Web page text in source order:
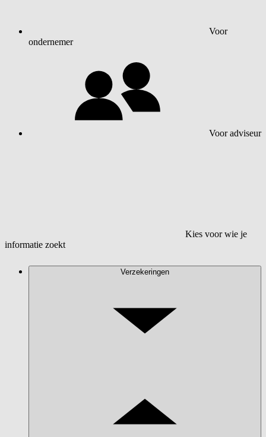
Voor
ondernemer
Voor adviseur
Kies voor wie je
informatie zoekt
Verzekeringen